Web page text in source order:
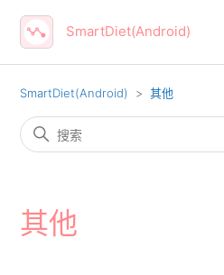
SmartDiet(Android)
SmartDiet(Android) 其他
其他